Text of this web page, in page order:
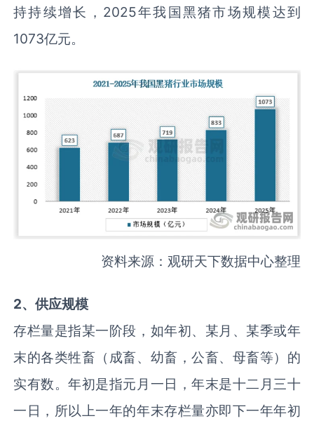
持持续增长，2025年我国黑猪市场规模达到
1073亿元。
资料来源：观研天下数据中心整理
2、供应规模
存栏量是指某一阶段，如年初、某月、某季或年
末的各类牲畜（成畜、幼畜，公畜、母畜等）的
实有数。年初是指元月一日，年末是十二月三十
一日，所以上一年的年末存栏量亦即下一年年初